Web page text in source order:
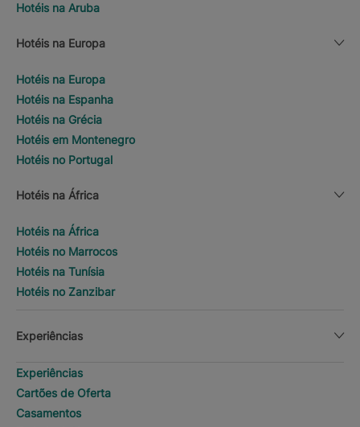
Hotéis na Aruba
Hotéis na Europa
Hotéis na Europa
Hotéis na Espanha
Hotéis na Grécia
Hotéis em Montenegro
Hotéis no Portugal
Hotéis na África
Hotéis na África
Hotéis no Marrocos
Hotéis na Tunísia
Hotéis no Zanzibar
Experiências
Experiências
Cartões de Oferta
Casamentos